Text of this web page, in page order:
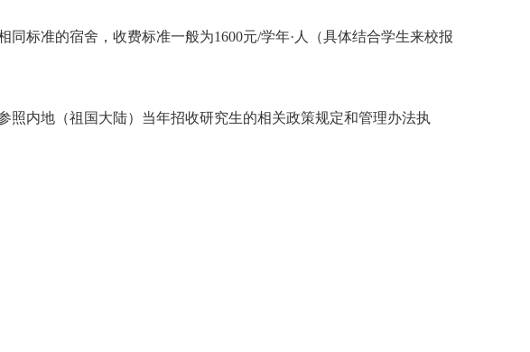
同标准的宿舍，收费标准一般为1600元/学年·人（具体结合学生来校报
内地（祖国大陆）当年招收研究生的相关政策规定和管理办法执